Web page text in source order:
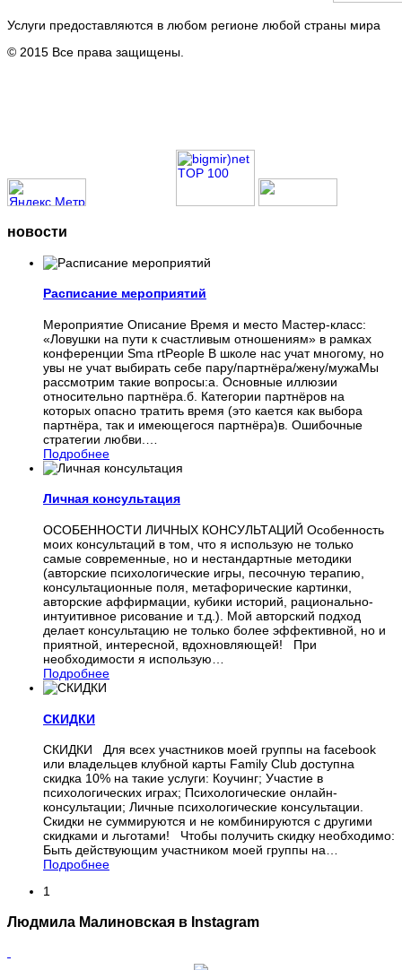
Услуги предоставляются в любом регионе любой страны мира
© 2015 Все права защищены.
новости
Расписание мероприятий
Мероприятие Описание Время и место Мастер-класс:
«Ловушки на пути к счастливым отношениям» в рамках
конференции Sma rtPeople В школе нас учат многому, но
увы не учат выбирать себе пару/партнёра/жену/мужаМы
рассмотрим такие вопросы:а. Основные иллюзии
относительно партнёра.б. Категории партнёров на
которых опасно тратить время (это кается как выбора
партнёра, так и имеющегося партнёра)в. Ошибочные
стратегии любви.
Подробнее
Личная консультация
ОСОБЕННОСТИ ЛИЧНЫХ КОНСУЛЬТАЦИЙ Особенность
моих консультаций в том, что я использую не только
самые современные, но и нестандартные методики
(авторские психологические игры, песочную терапию,
консультационные поля, метафорические картинки,
авторские аффирмации, кубики историй, рационально-
интуитивное рисование и т.д.). Мой авторский подход
делает консультацию не только более эффективной, но и
приятной, интересной, вдохновляющей! При
необходимости я использую
Подробнее
СКИДКИ
СКИДКИ Для всех участников моей группы на facebook
или владельцев клубной карты Family Club доступна
скидка 10% на такие услуги: Коучинг; Участие в
психологических играх; Психологические онлайн-
консультации; Личные психологические консультации.
Скидки не суммируются и не комбинируются с другими
скидками и льготами! Чтобы получить скидку необходимо:
Быть действующим участником моей группы на…
Подробнее
1
Людмила Малиновская в Instagram